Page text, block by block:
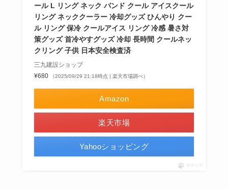
ール L リング ネック バンド クール アイスクール
リング ネッククーラー 冷却グッズ ひんやり クー
ル リング 保冷 クールアイス リング 冷感 暑さ対
策グッズ 首冷やすグッズ 冷却 長時間 クールネッ
クリング 子供 日本安全検査済
三九建設ショップ
¥680
（2025/09/29 21:18時点 | 楽天市場調べ）
Amazon
楽天市場
Yahooショッピング
ポチップ